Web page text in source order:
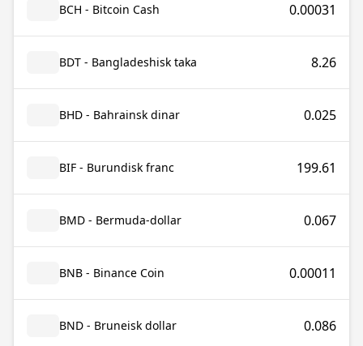
BCH - Bitcoin Cash 0.00031
BDT - Bangladeshisk taka 8.26
BHD - Bahrainsk dinar 0.025
BIF - Burundisk franc 199.61
BMD - Bermuda-dollar 0.067
BNB - Binance Coin 0.00011
BND - Bruneisk dollar 0.086